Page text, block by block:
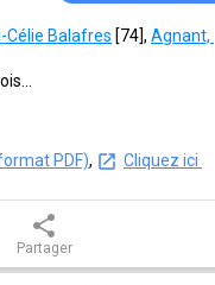
Célie Balafres [74], Agnant,
PDF),
Cliquez ici
share
Partager